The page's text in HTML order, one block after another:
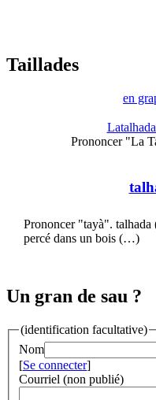
Taillades
en
Prononcer "La
Prononcer "tayà".
percé dans un bois (…)
Un gran de sau ?
(identification facultative)
Nom
[Se connecter]
Courriel (non publié)